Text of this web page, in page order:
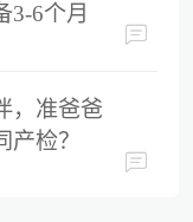
3-6个月
，准爸爸
产检？